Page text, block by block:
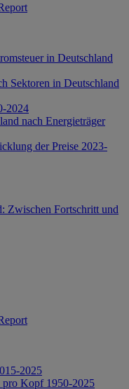
in Deutschland
Sektoren in Deutschland
2024
nach Energieträger
der Preise 2023-
Zwischen Fortschritt und
2025
pro Kopf 1950-2025